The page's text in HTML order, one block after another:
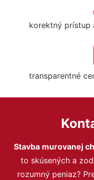
korektný prístup
transparentné
Stavba murovanej
to skúsených a
rozumný peniaz?